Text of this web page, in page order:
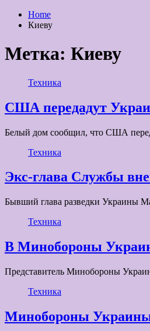
Home
Киеву
Метка: Киеву
Техника
США передадут
Белый дом сообщил, что США
Техника
Экс-глава Службы
Бывший глава разведки Украины
Техника
В Минобороны
Представитель Минобороны
Техника
Минобороны